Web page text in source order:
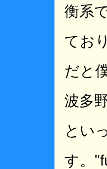
衡系
てお
だと
波多
とい
す。